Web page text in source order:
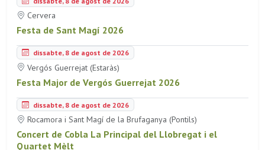
Cervera
Festa de Sant Magí 2026
dissabte, 8 de agost de 2026
Vergós Guerrejat (Estaràs)
Festa Major de Vergós Guerrejat 2026
dissabte, 8 de agost de 2026
Rocamora i Sant Magí de la Brufaganya (Pontils)
Concert de Cobla La Principal del Llobregat i el
Quartet Mèlt